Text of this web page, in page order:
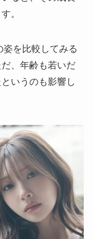
。
を比較してみる
、年齢も若いだ
いうのも影響し